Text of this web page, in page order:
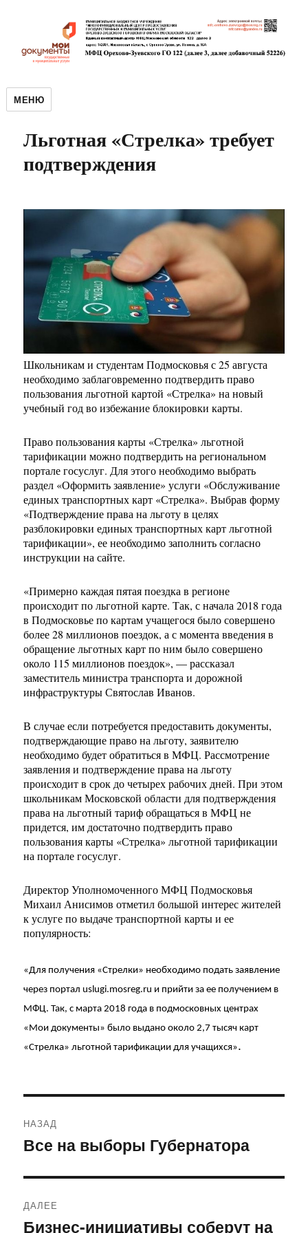
МЕНЮ
Льготная «Стрелка» требует
подтверждения
Школьникам и студентам Подмосковья с 25 августа
необходимо заблаговременно подтвердить право
пользования льготной картой «Стрелка» на новый
учебный год во избежание блокировки карты.
Право пользования карты «Стрелка» льготной
тарификации можно подтвердить на региональном
портале госуслуг. Для этого необходимо выбрать
раздел «Оформить заявление» услуги «Обслуживание
единых транспортных карт «Стрелка». Выбрав форму
«Подтверждение права на льготу в целях
разблокировки единых транспортных карт льготной
тарификации», ее необходимо заполнить согласно
инструкции на сайте.
«Примерно каждая пятая поездка в регионе
происходит по льготной карте. Так, с начала 2018 года
в Подмосковье по картам учащегося было совершено
более 28 миллионов поездок, а с момента введения в
обращение льготных карт по ним было совершено
около 115 миллионов поездок», — рассказал
заместитель министра транспорта и дорожной
инфраструктуры Святослав Иванов.
В случае если потребуется предоставить документы,
подтверждающие право на льготу, заявителю
необходимо будет обратиться в МФЦ. Рассмотрение
заявления и подтверждение права на льготу
происходит в срок до четырех рабочих дней. При этом
школьникам Московской области для подтверждения
права на льготный тариф обращаться в МФЦ не
придется, им достаточно подтвердить право
пользования карты «Стрелка» льготной тарификации
на портале госуслуг.
Директор Уполномоченного МФЦ Подмосковья
Михаил Анисимов отметил большой интерес жителей
к услуге по выдаче транспортной карты и ее
популярность:
«Для получения «Стрелки» необходимо подать заявление
через портал uslugi.mosreg.ru и прийти за ее получением в
МФЦ. Так, с марта 2018 года в подмосковных центрах
«Мои документы» было выдано около 2,7 тысяч карт
«Стрелка» льготной тарификации для учащихся».
по
НАЗАД
Предыдущая
Все на выборы Губернатора
ДАЛЕЕ
Следующая
Бизнес-инициативы соберут на